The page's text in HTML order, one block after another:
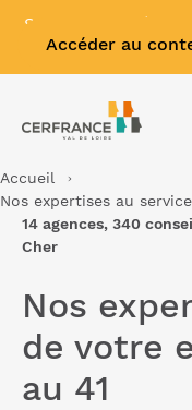
Accéder au
Se connecter à
Accueil
Nos expertises au
14 agences, 340
Cher
Nos
de votre
au 41